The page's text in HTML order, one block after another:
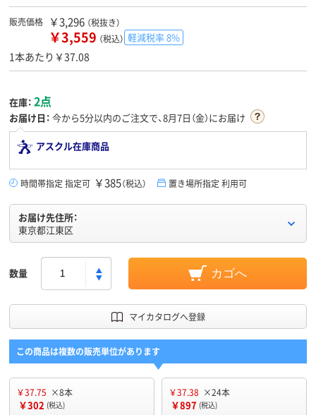
販売価格 ￥3,296 （税抜き）
￥3,559 （税込） 軽減税率 8%
1本あたり￥37.08
在庫： 2点
お届け日： 今から5分以内のご注文で、8月7日（金）にお届け
アスクル在庫商品
時間帯指定 指定可 ￥385（税込） 置き場所指定 利用可
お届け先住所：
東京都江東区
数量 カゴへ
マイカタログへ登録
この商品は複数の販売単位があります
￥37.75 ×8本
￥302 (税込)
￥37.38 ×24本
￥897 (税込)